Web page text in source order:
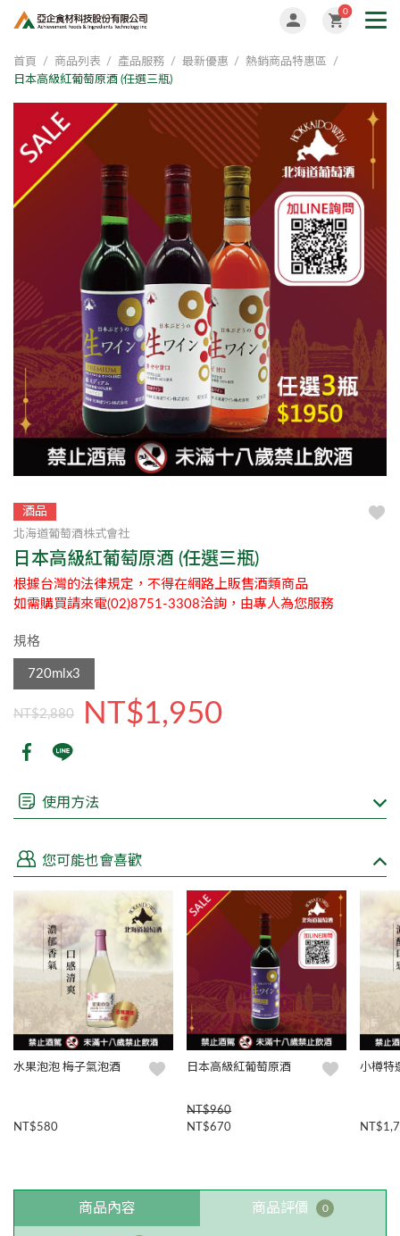
0
首頁 商品列表 產品服務 最新優惠
熱銷商品特惠區
日本高級紅葡萄原酒 (任選三瓶)
酒品
北海道葡萄酒株式會社
日本高級紅葡萄原酒 (任選三瓶)
根據台灣的法律規定，不得在網路上販售酒類商品
如需購買請來電(02)8751-3308洽詢，由專人為您服務
規格
720mlx3
NT$2,880 NT$1,950
使用方法
親愛的顧客如欲購買，來電 (02)8751-3308或填寫諮詢表單洽
詢，皆有專人為您服務
您可能也會喜歡
水果泡泡 梅子氣泡酒
NT$580
日本高級紅葡萄原酒
NT$960
NT$670
小樽特
商品內容 商品評價 0